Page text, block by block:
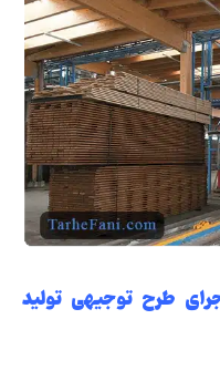
طرح توجیهی تولید